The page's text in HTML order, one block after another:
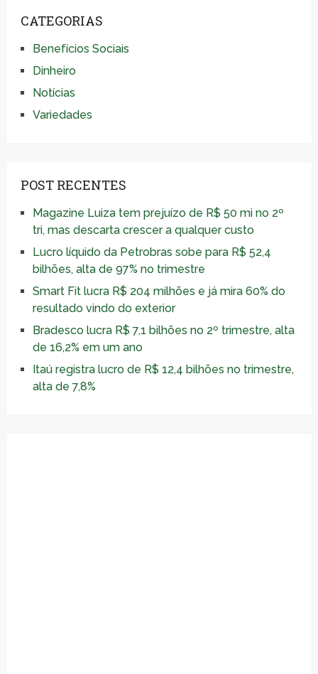
CATEGORIAS
Benefícios Sociais
Dinheiro
Notícias
Variedades
POST RECENTES
Magazine Luiza tem prejuízo de R$ 50 mi no 2º
tri, mas descarta crescer a qualquer custo
Lucro líquido da Petrobras sobe para R$ 52,4
bilhões, alta de 97% no trimestre
Smart Fit lucra R$ 204 milhões e já mira 60% do
resultado vindo do exterior
Bradesco lucra R$ 7,1 bilhões no 2º trimestre, alta
de 16,2% em um ano
Itaú registra lucro de R$ 12,4 bilhões no trimestre,
alta de 7,8%